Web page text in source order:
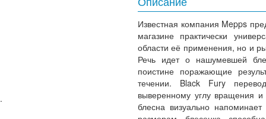
.
Описание
Известная компания Mepps
магазине практически
области её применения, но и
Речь идет о нашумевшей
поистине поражающие
течении. Black Fury
выверенному углу вращения
блесна визуально